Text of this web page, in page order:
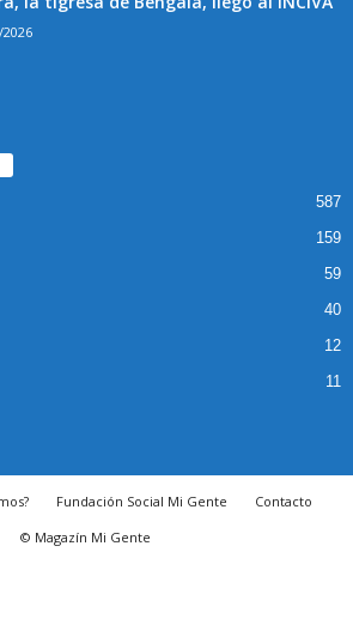
587
159
59
40
12
11
Fundación Social Mi Gente
Contacto
© Magazín Mi Gente